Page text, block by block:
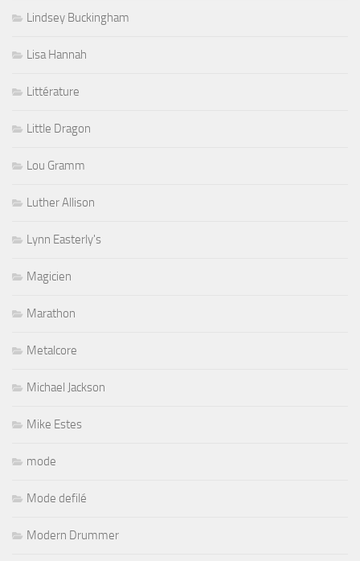
Lindsey Buckingham
Lisa Hannah
Littérature
Little Dragon
Lou Gramm
Luther Allison
Lynn Easterly's
Magicien
Marathon
Metalcore
Michael Jackson
Mike Estes
mode
Mode defilé
Modern Drummer